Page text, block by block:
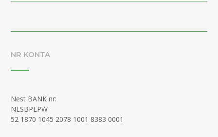
NR KONTA
Nest BANK nr:
NESBPLPW
52 1870 1045 2078 1001 8383 0001